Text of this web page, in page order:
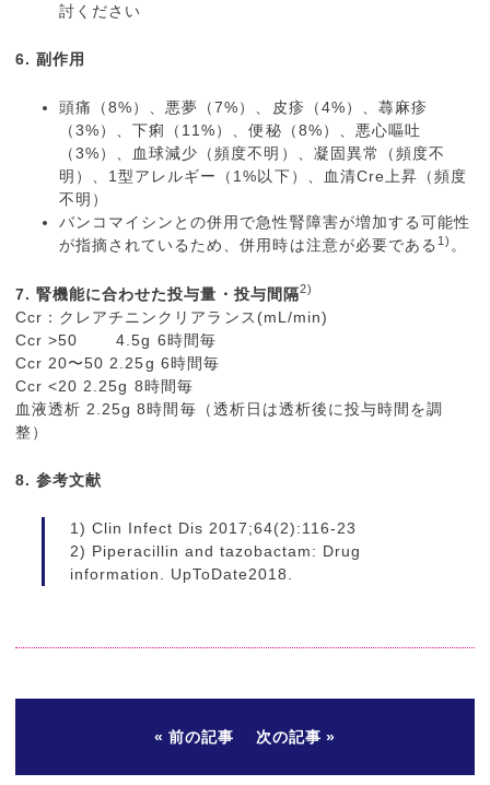
討ください
6. 副作用
頭痛（8%）、悪夢（7%）、皮疹（4%）、蕁麻疹
（3%）、下痢（11%）、便秘（8%）、悪心嘔吐
（3%）、血球減少（頻度不明）、凝固異常（頻度不
明）、1型アレルギー（1%以下）、血清Cre上昇（頻度
不明）
バンコマイシンとの併用で急性腎障害が増加する可能性
が指摘されているため、併用時は注意が必要である 1) 。
7. 腎機能に合わせた投与量・投与間隔2)
Ccr：クレアチニンクリアランス(mL/min)
Ccr >50 4.5g 6時間毎
Ccr 20〜50 2.25g 6時間毎
Ccr <20 2.25g 8時間毎
血液透析 2.25g 8時間毎（透析日は透析後に投与時間を調
整）
8. 参考文献
1) Clin Infect Dis 2017;64(2):116-23
2) Piperacillin and tazobactam: Drug
information. UpToDate2018.
前の記事 次の記事